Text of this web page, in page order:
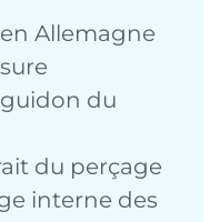
Allemagne
du
du perçage
interne des